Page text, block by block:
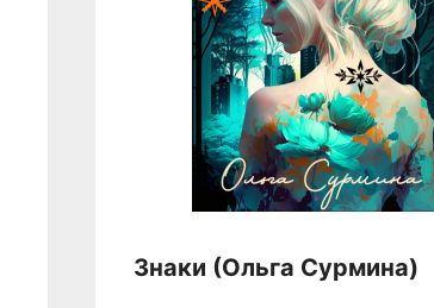
Знаки (Ольга Сурмина)